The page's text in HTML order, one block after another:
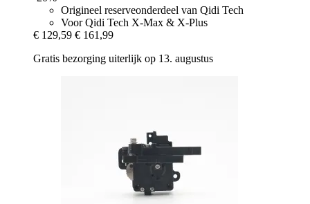
Origineel reserveonderdeel van Qidi Tech
Voor Qidi Tech X-Max & X-Plus
€ 129,59 € 161,99
Gratis bezorging uiterlijk op 13. augustus